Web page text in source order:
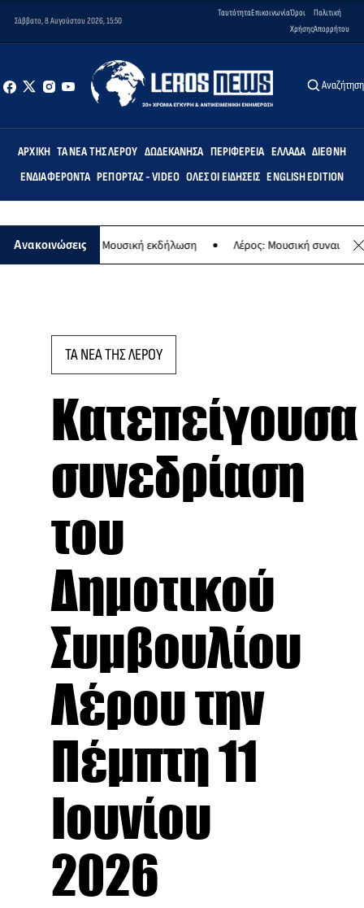
Σάββατο, 8 Αυγούστου 2026, 15:50
ΤαυτότηταΕπικοινωνίαΌροι
Χρήσης
Πολιτική
Απορρήτου
Αναζήτηση
ΑΡΧΙΚΉ ΤΑ ΝΈΑ ΤΗΣ ΛΈΡΟΥ ΔΩΔΕΚΆΝΗΣΑ ΠΕΡΙΦΈΡΕΙΑ ΕΛΛΆΔΑ ΔΙΕΘΝΉ
ΕΝΔΙΑΦΈΡΟΝΤΑ ΡΕΠΟΡΤΆΖ - VIDEO ΌΛΕΣ ΟΙ ΕΙΔΉΣΕΙΣ ENGLISH EDITION
Ανακοινώσεις
Παναγίας - Μουσική εκδήλωση Λέρος: Μουσική συναυλία των
ΤΑ ΝΕΑ ΤΗΣ ΛΕΡΟΥ
Κατεπείγουσα
συνεδρίαση
του
Δημοτικού
Συμβουλίου
Λέρου την
Πέμπτη 11
Ιουνίου
2026